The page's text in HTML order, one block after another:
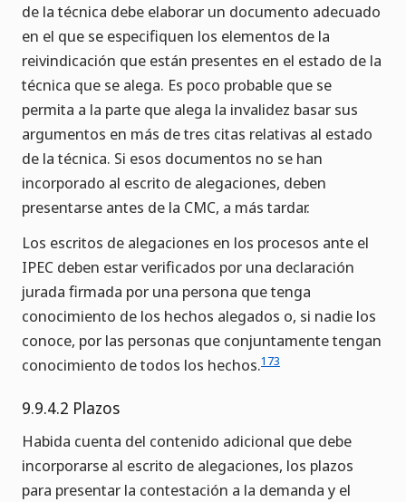
de la técnica debe elaborar un documento adecuado
en el que se especifiquen los elementos de la
reivindicación que están presentes en el estado de la
técnica que se alega. Es poco probable que se
permita a la parte que alega la invalidez basar sus
argumentos en más de tres citas relativas al estado
de la técnica. Si esos documentos no se han
incorporado al escrito de alegaciones, deben
presentarse antes de la CMC, a más tardar.
Los escritos de alegaciones en los procesos ante el
IPEC deben estar verificados por una declaración
jurada firmada por una persona que tenga
conocimiento de los hechos alegados o, si nadie los
conoce, por las personas que conjuntamente tengan
conocimiento de todos los hechos.173
9.9.4.2 Plazos
Habida cuenta del contenido adicional que debe
incorporarse al escrito de alegaciones, los plazos
para presentar la contestación a la demanda y el